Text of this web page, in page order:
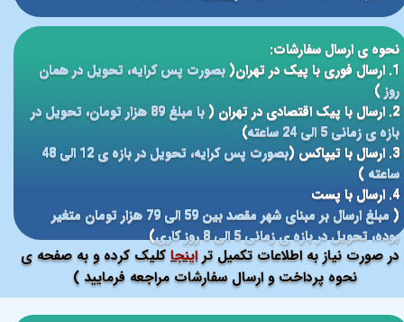
صورت نیاز به اطلاعات تکمیل تراینجا کلیک کرده و به صفحه ی
نحوه پرداخت و ارسال سفارشات مراجعه فرمایید )
نحوه ی ارسال سفارشات:
1. ارسال فوری با پیک در تهران(
بصورت پس کرایه، تحویل در همان
روز)
2. ارسال با پیک اقتصادی در تهران (
با مبلغ 89 هزار تومان، تحویل در
بازه ی زمانی 5 الی 24 ساعته
)
3. ارسال با تیپاکس (
بصورت پس کرایه، تحویل در بازه ی 12 الی 48
ساعته )
4. ارسال با پست
(
مبلغ ارسال بر مبنای شهر مقصد بین 59 الی 79 هزار تومان متغیر
بوده، تحویل در بازه ی زمانی 5 الی 8 روز کاری
)